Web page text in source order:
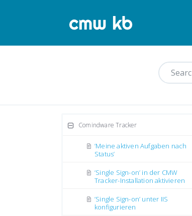
Comindware Tracker
’Meine aktiven Aufgaben nach
Status’
’Single Sign-on’ in der CMW
Tracker-Installation aktivieren
’Single Sign-on’ unter IIS
konfigurieren